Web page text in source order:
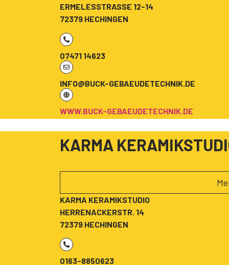
ERMELESSTRASSE 12-14
72379 HECHINGEN
07471 14623
INFO@BUCK-GEBAEUDETECHNIK.DE
WWW.BUCK-GEBAEUDETECHNIK.DE
KARMA
KARMA KERAMIKSTUDIO
HERRENACKERSTR. 14
72379 HECHINGEN
0163-8850623